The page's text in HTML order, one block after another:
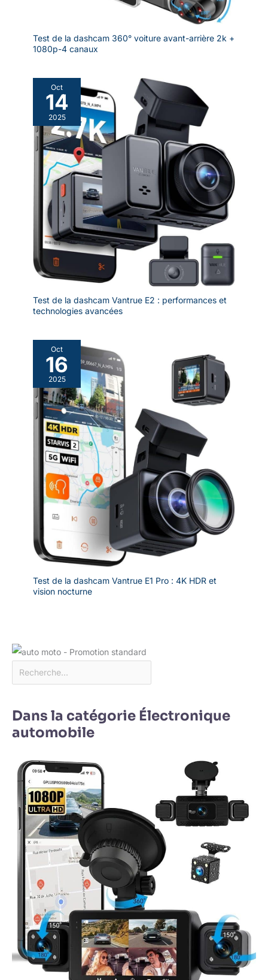
interférences du
circuit du véhicule
que le câble AV
Test de la dashcam 360° voiture avant-arrière 2k +
1080p-4 canaux
Oct
14
2025
Test de la dashcam Vantrue E2 : performances et
technologies avancées
Oct
16
2025
Test de la dashcam Vantrue E1 Pro : 4K HDR et
vision nocturne
Dans la catégorie Électronique
automobile